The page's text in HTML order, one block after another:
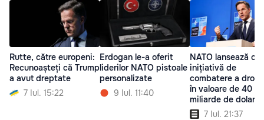
Rutte, către europeni:
Recunoașteți că Trump
a avut dreptate
7 Iul. 15:22
Erdogan le-a oferit
liderilor NATO pistoale
personalizate
9 Iul. 11:40
NATO lansează o
inițiativă de
combatere a
în valoare de 40 de
miliarde de dolari
7 Iul. 21:37